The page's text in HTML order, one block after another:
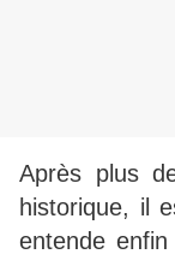
Après plus
historique, il
entende